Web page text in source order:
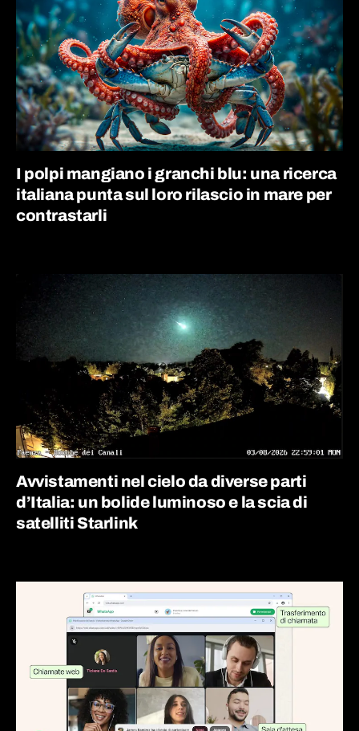
I polpi mangiano i granchi blu: una ricerca
italiana punta sul loro rilascio in mare per
contrastarli
Avvistamenti nel cielo da diverse parti
d’Italia: un bolide luminoso e la scia di
satelliti Starlink